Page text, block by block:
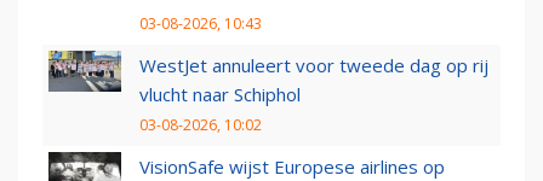
03-08-2026, 10:43
WestJet annuleert voor tweede dag op rij
vlucht naar Schiphol
03-08-2026, 10:02
VisionSafe wijst Europese airlines op